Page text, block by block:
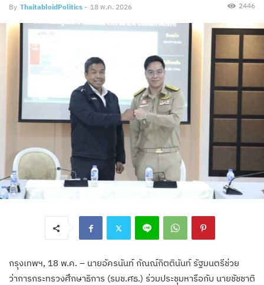
By ThaitabloidPolitics - 18 พ.ค. 2026 2446
กรุงเทพฯ, 18 พ.ค. – นายอัครนันท์ กัณณ์กิตตินันท์ รัฐมนตรีช่วย
ว่าการกระทรวงศึกษาธิการ (รมช.ศธ.) ร่วมประชุมหารือกับ นายชัชชาติ